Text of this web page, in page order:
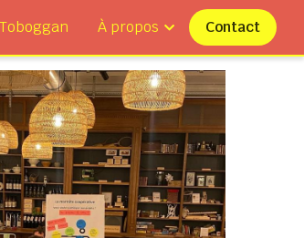
À propos Contact
musique